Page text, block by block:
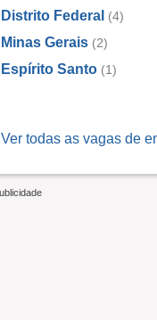
.
.
.
.
Distrito Federal (4)
Minas Gerais (2)
Espírito Santo (1)
Ver todas as vagas de